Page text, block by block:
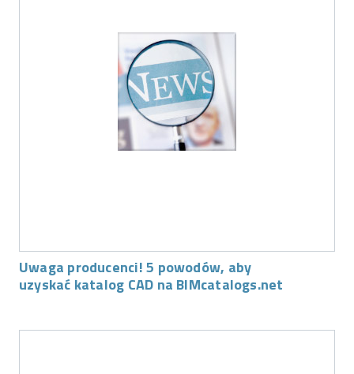
Uwaga producenci! 5 powodów, aby
uzyskać katalog CAD na BIMcatalogs.net